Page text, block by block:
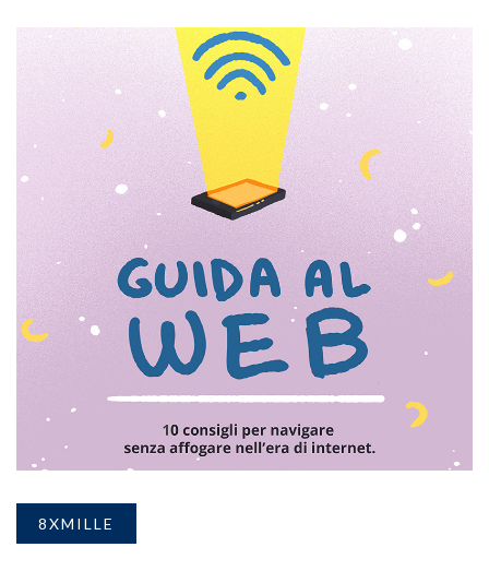
8XMILLE